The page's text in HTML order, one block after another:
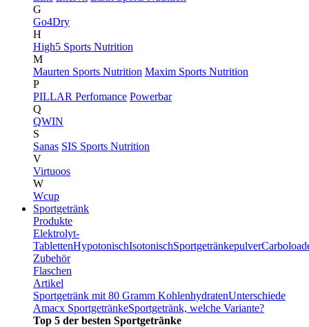
G
Go4Dry
H
High5 Sports Nutrition
M
Maurten Sports Nutrition Maxim Sports Nutrition
P
PILLAR Perfomance Powerbar
Q
QWIN
S
Sanas SIS Sports Nutrition
V
Virtuoos
W
Wcup
Sportgetränk
Produkte
Elektrolyt-
TablettenHypotonischIsotonischSportgetränkepulver
Zubehör
Flaschen
Artikel
Sportgetränk mit 80 Gramm KohlenhydratenUnterschiede
Amacx SportgetränkeSportgetränk, welche Variante?
Top 5 der besten Sportgetränke